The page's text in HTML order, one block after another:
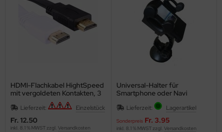
HDMI-Flachkabel HightSpeed
mit vergoldeten Kontakten, 3
Lieferzeit: Einzelstück
Fr. 12.50
inkl. 8.1 % MWST zzgl. Versandkosten
Universal-Halter für
Smartphone oder Navi
Lieferzeit: Lagerartikel
Sonderpreis Fr. 3.95
inkl. 8.1 % MWST zzgl. Versandkosten